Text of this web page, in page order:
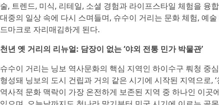
술, 트렌드, 미식, 리테일, 소셜 경험과 라이프스타일 체험을 융
대중의 일상 속에 다시 스며들며, 슈수이 거리는 문화 체험, 예
드마크로 자리매김하게 된다.
천년 옛 거리의 리뉴얼: 담장이 없는 ‘야외 전통 민가 박물관’
슈수이 거리는 닝보 역사문화의 핵심 지역인 하이수구 뤄청 중
형성돼 닝보의 도시 건립과 거의 같은 시기에 시작된 지역으로,
역사적 문화 맥락이 가장 온전하게 보존된 지역 중 하나인 이